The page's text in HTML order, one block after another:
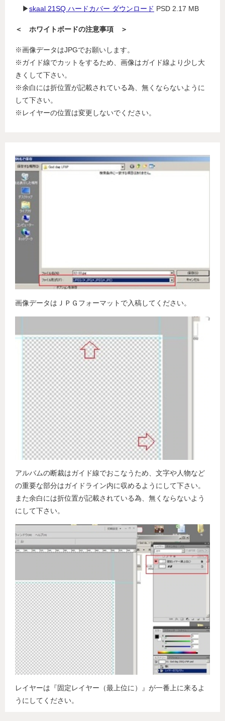
▶skaal 21SQ ハードカバー ダウンロード PSD 2.17 MB
＜ ホワイトボードの注意事項 ＞
※画像データはJPGでお願いします。
※ガイド線でカットをするため、画像はガイド線より少し大
きくして下さい。
※余白には折位置が記載されている為、無くならないように
して下さい。
※レイヤーの位置は変更しないでください。
画像データはＪＰＧフォーマットで入稿してください。
アルバムの断裁はガイド線でおこなうため、文字や人物など
の重要な部分はガイドライン内に収めるようにして下さい。
また余白には折位置が記載されている為、無くならないよう
にして下さい。
レイヤーは『固定レイヤー（最上位に）』が一番上に来るよ
うにしてください。